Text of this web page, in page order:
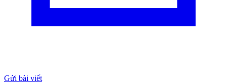
Gửi bài viết